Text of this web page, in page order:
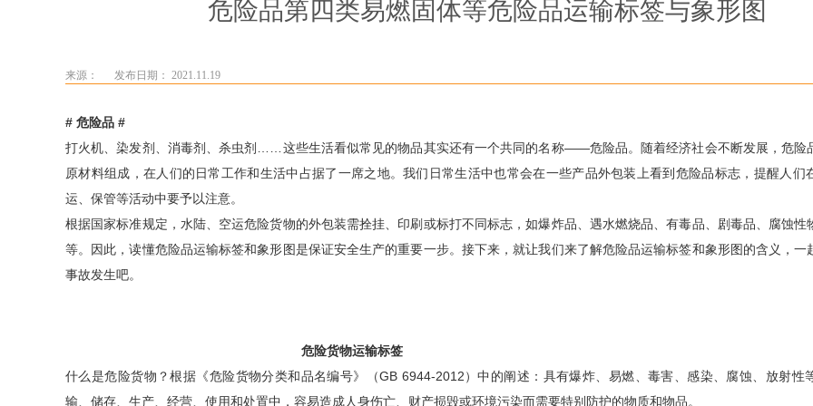
危险品第四类易燃固体等危险品运输标签与象形图
来源： 发布日期： 2021.11.19
# 危险品 #
打火机、染发剂、消毒剂、杀虫剂……这些生活看似常见的物品其实还有一个共同的名称——危险品。随着经济社会不断发展，危险
原材料组成，在人们的日常工作和生活中占据了一席之地。我们日常生活中也常会在一些产品外包装上看到危险品标志，提醒人们
运、保管等活动中要予以注意。
根据国家标准规定，水陆、空运危险货物的外包装需拴挂、印刷或标打不同标志，如爆炸品、遇水燃烧品、有毒品、剧毒品、腐蚀性
等。因此，读懂危险品运输标签和象形图是保证安全生产的重要一步。接下来，就让我们来了解危险品运输标签和象形图的含义，一
事故发生吧。
危险货物运输标签
什么是危险货物？根据《危险货物分类和品名编号》（GB 6944-2012）中的阐述：具有爆炸、易燃、毒害、感染、腐蚀、放射性
输、储存、生产、经营、使用和处置中，容易造成人身伤亡、财产损毁或环境污染而需要特别防护的物质和物品。